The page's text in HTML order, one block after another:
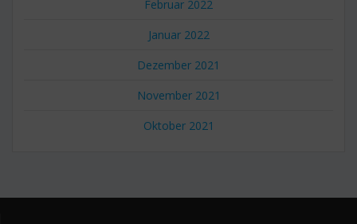
Februar 2022
Januar 2022
Dezember 2021
November 2021
Oktober 2021